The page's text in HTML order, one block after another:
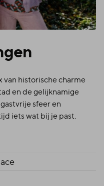
historische charme
en de gelijknamige
sfeer en
iets wat bij je past.